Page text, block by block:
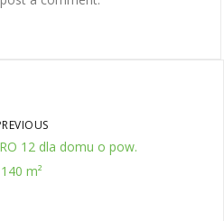
12 dla domu o pow.
140 m²